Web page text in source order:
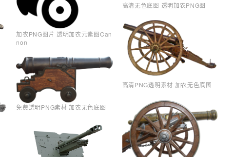
加农PNG图片 透明加农元素图Can
non
免费透明PNG素材 加农无色底图
高清无色底图 透明加农PNG图
高清PNG透明素材 加农无色底图